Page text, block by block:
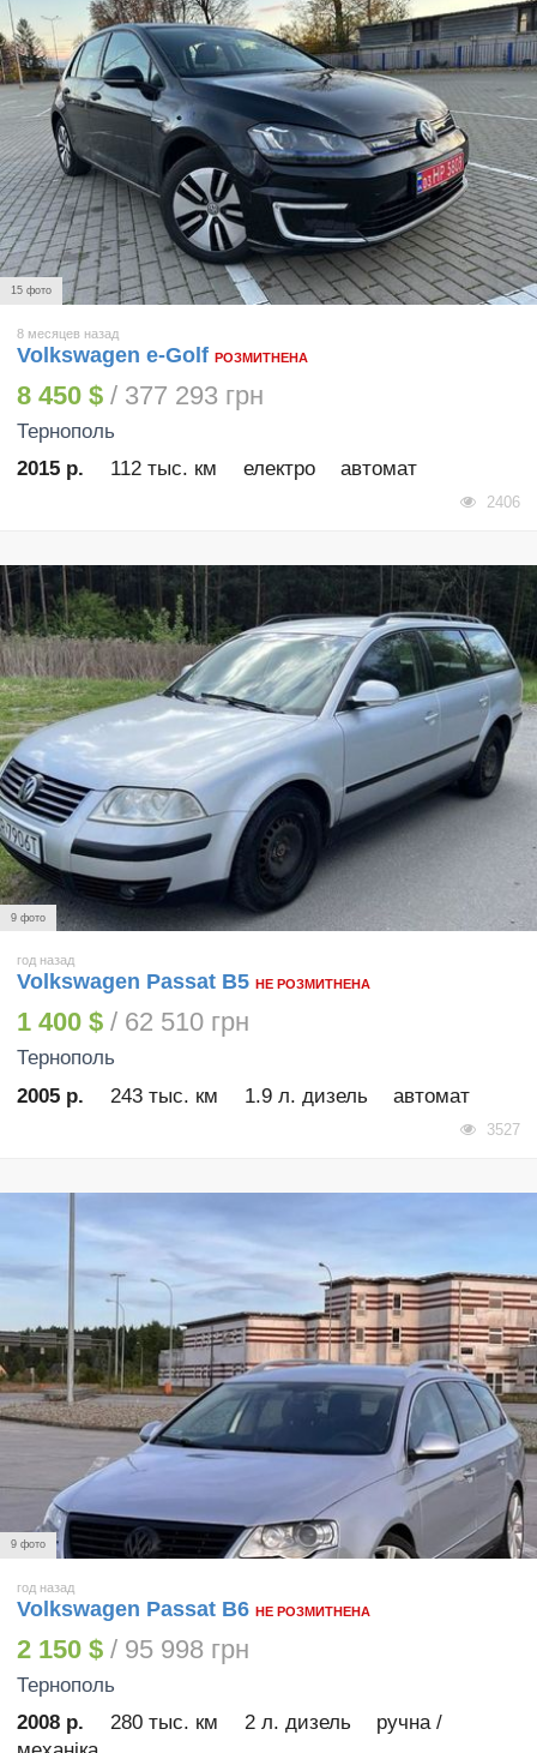
15 фото
8 месяцев назад
Volkswagen e-Golf РОЗМИТНЕНА
8 450 $ / 377 293 грн
Тернополь
2015 р.
112 тыс. км електро автомат
2406
9 фото
год назад
Volkswagen Passat B5 НЕ РОЗМИТНЕНА
1 400 $ / 62 510 грн
Тернополь
2005 р.
243 тыс. км 1.9 л. дизель автомат
3527
9 фото
год назад
Volkswagen Passat B6 НЕ РОЗМИТНЕНА
2 150 $ / 95 998 грн
Тернополь
2008 р.
280 тыс. км 2 л. дизель
ручна /